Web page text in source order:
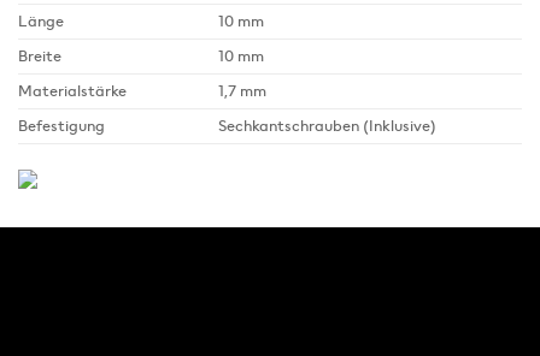
Länge
10 mm
Breite
10 mm
Materialstärke
1,7 mm
Befestigung
Sechkantschrauben (Inklusive)